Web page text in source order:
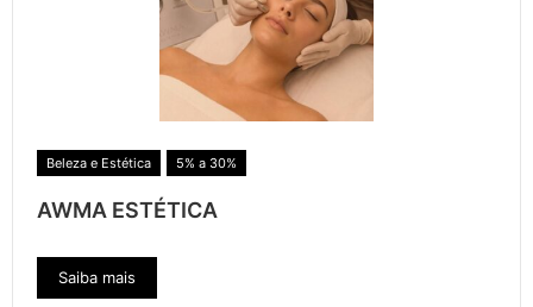
Beleza e Estética 5% a 30%
AWMA ESTÉTICA
Saiba mais